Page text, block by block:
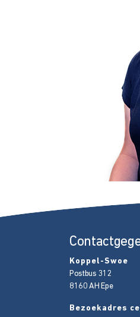
Koppel-Swoe
Postbus 312
8160 AH Epe
Bezoekadres